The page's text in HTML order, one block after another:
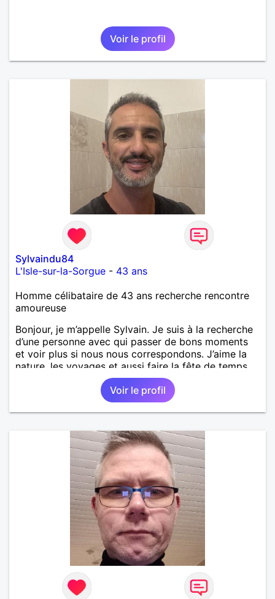
Voir le profil
Sylvaindu84
L'Isle-sur-la-Sorgue - 43 ans
Homme célibataire de 43 ans recherche rencontre
amoureuse
Bonjour, je m’appelle Sylvain. Je suis à la recherche
d’une personne avec qui passer de bons moments
et voir plus si nous nous correspondons. J’aime la
nature, les voyages et aussi faire la fête de temps
en temps ;-)Je suis papa d’un petit garçon de 7 ans
dont je m’occupe en garde alternée. J’aime à peu
près tous les styles de musique. (Oui je suis pas
trop fan de Jul). Je fais du sport pour garder la
pense en tout cas 😂)
Voir le profil